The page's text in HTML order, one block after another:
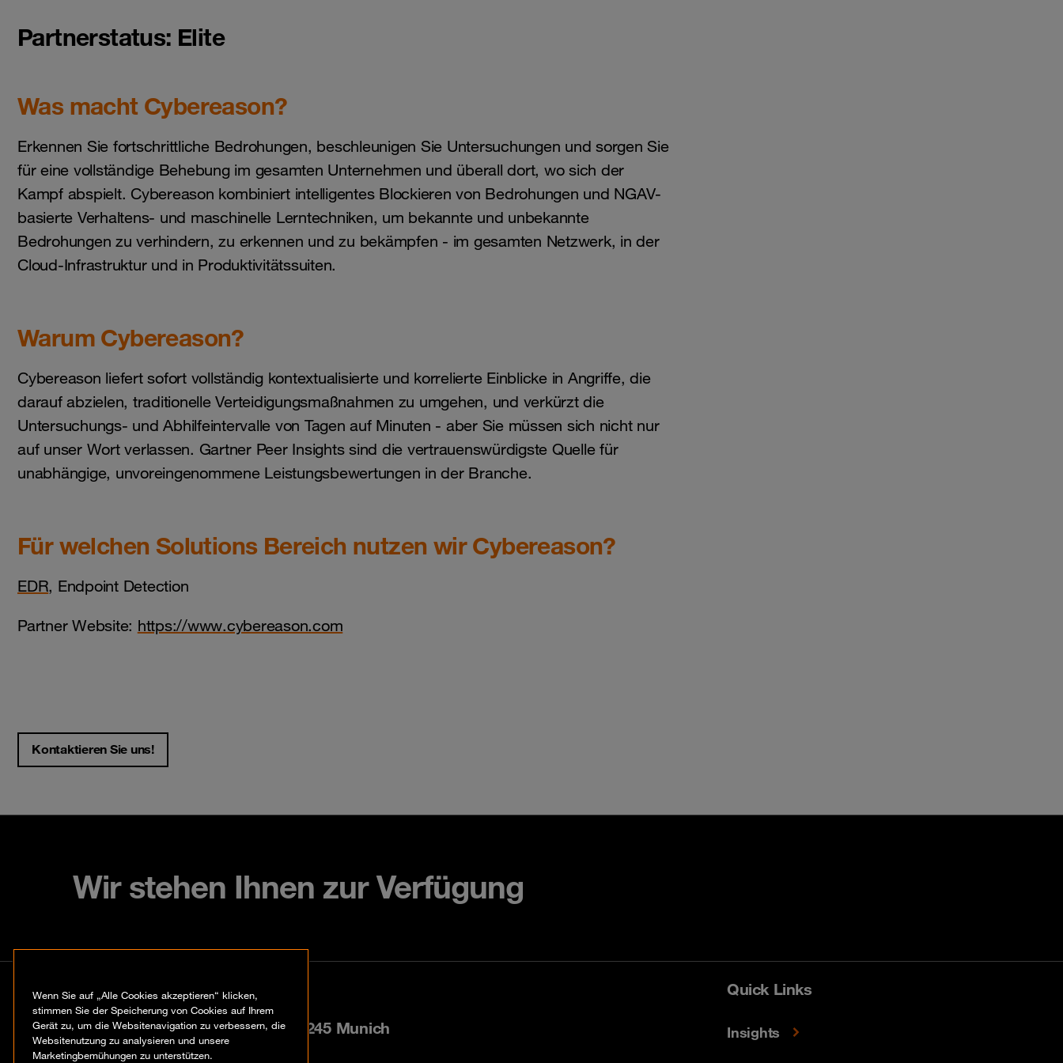
Partnerstatus: Elite
Was macht Cybereason?
Erkennen Sie fortschrittliche Bedrohungen, beschleunigen Sie Untersuchungen und sorgen Sie
für eine vollständige Behebung im gesamten Unternehmen und überall dort, wo sich der
Kampf abspielt. Cybereason kombiniert intelligentes Blockieren von Bedrohungen und NGAV-
basierte Verhaltens- und maschinelle Lerntechniken, um bekannte und unbekannte
Bedrohungen zu verhindern, zu erkennen und zu bekämpfen - im gesamten Netzwerk, in der
Cloud-Infrastruktur und in Produktivitätssuiten.
Warum Cybereason?
Cybereason liefert sofort vollständig kontextualisierte und korrelierte Einblicke in Angriffe, die
darauf abzielen, traditionelle Verteidigungsmaßnahmen zu umgehen, und verkürzt die
Untersuchungs- und Abhilfeintervalle von Tagen auf Minuten - aber Sie müssen sich nicht nur
auf unser Wort verlassen. Gartner Peer Insights sind die vertrauenswürdigste Quelle für
unabhängige, unvoreingenommene Leistungsbewertungen in der Branche.
Für welchen Solutions Bereich nutzen wir Cybereason?
EDR, Endpoint Detection
Partner Website: https://www.cybereason.com
Kontaktieren Sie uns!
Wir stehen Ihnen zur Verfügung
Kontakt
Paul-Gerhardt-Allee 24, 81245 Munich
Quick Links
Insights
Wenn Sie auf „Alle Cookies akzeptieren“ klicken,
stimmen Sie der Speicherung von Cookies auf Ihrem
Gerät zu, um die Websitenavigation zu verbessern, die
Websitenutzung zu analysieren und unsere
Marketingbemühungen zu unterstützen.